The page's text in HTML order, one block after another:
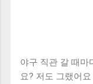
야구 직관 갈 때마
요? 저도 그랬어